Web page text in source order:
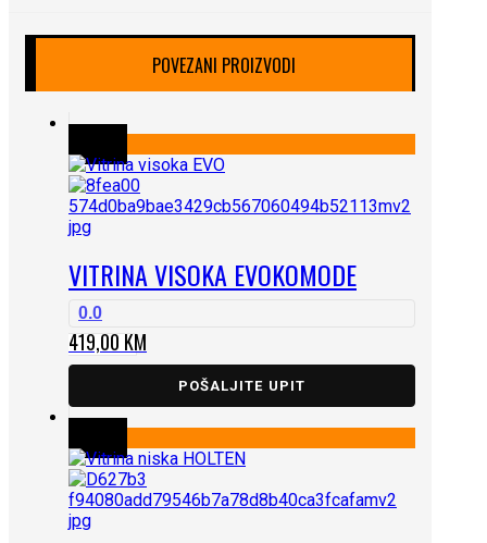
POVEZANI PROIZVODI
VITRINA VISOKA EVOKOMODE
0.0
419,00KM
POŠALJITE UPIT